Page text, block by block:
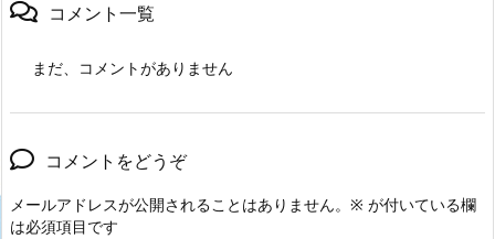
コメント一覧
まだ、コメントがありません
コメントをどうぞ
メールアドレスが公開されることはありません。 ※ が付いている欄
は必須項目です